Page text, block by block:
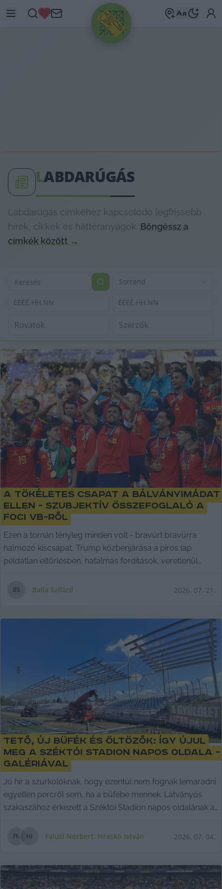
HIRDETÉS
LABDARÚGÁS
Labdarúgás címkéhez kapcsolódó legfrissebb
hírek, cikkek és háttéranyagok. Böngéssz a
címkék között →
Sorrend
ÉÉÉÉ.HH.NN ÉÉÉÉ.HH.NN
A tökéletes csapat a bálványimádat
ellen - szubjektív összefoglaló a
foci vb-ről
Ezen a tornán tényleg minden volt - bravúrt bravúrra
halmozó kiscsapat, Trump közbenjárása a piros lap
példátlan eltörlésben, hatalmas fordítások, veretlenül
legjobb játékosának méltó búcsúja.
BS Balla Szilárd 2026. 07. 21.
Tető, új büfék és öltözők: így újul
meg a Széktói Stadion napos oldala -
galériával
Jó hír a szurkolóknak, hogy ezentúl nem fognak lemaradni
egyetlen percről sem, ha a büfébe mennek. Látványos
szakaszához érkezett a Széktói Stadion napos oldalának az
FN HI Falusi Norbert, Hraskó István 2026. 07. 04.